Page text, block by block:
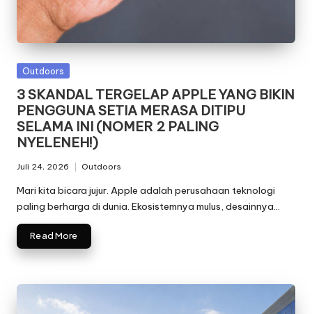
Posted
Outdoors
3 SKANDAL TERGELAP APPLE YANG BIKIN
PENGGUNA SETIA MERASA DITIPU
SELAMA INI (NOMER 2 PALING
NYELENEH!)
Juli 24, 2026
in
Outdoors
Mari kita bicara jujur. Apple adalah perusahaan teknologi
paling berharga di dunia. Ekosistemnya mulus, desainnya…
Read More